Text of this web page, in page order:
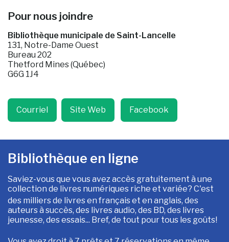
Pour nous joindre
Bibliothèque municipale de Saint-Lancelle
131, Notre-Dame Ouest
Bureau 202
Thetford Mines (Québec)
G6G 1J4
Courriel Site Web Facebook
Bibliothèque en ligne
Saviez-vous que vous avez accès gratuitement à une
collection de livres numériques riche et variée? C'est
des milliers de livres en français et en anglais, des
auteurs à succès, des livres audio, des BD, des livres
jeunesse, des essais... Bref, de tout pour tous les goûts!